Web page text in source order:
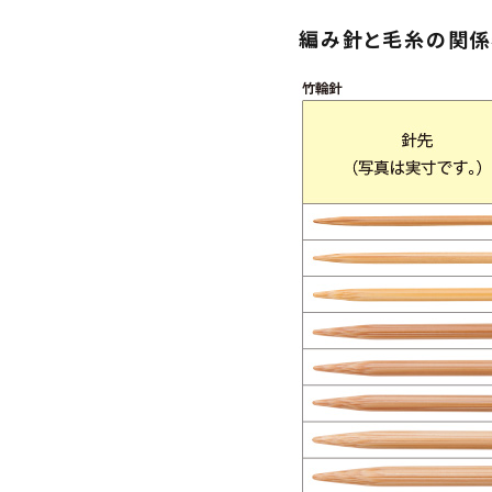
編み針と毛糸の関